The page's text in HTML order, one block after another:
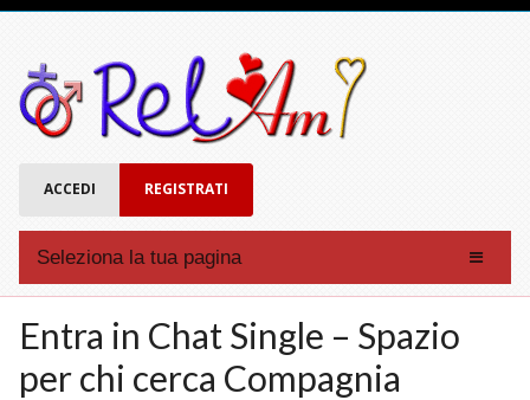
ACCEDI REGISTRATI
Seleziona la tua pagina
Affinità
Forum
Chat
Entra in Chat Single – Spazio
per chi cerca Compagnia